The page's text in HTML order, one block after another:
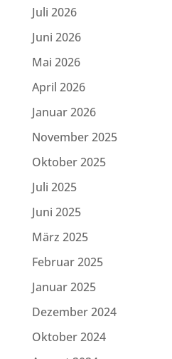
Juli 2026
Juni 2026
Mai 2026
April 2026
Januar 2026
November 2025
Oktober 2025
Juli 2025
Juni 2025
März 2025
Februar 2025
Januar 2025
Dezember 2024
Oktober 2024